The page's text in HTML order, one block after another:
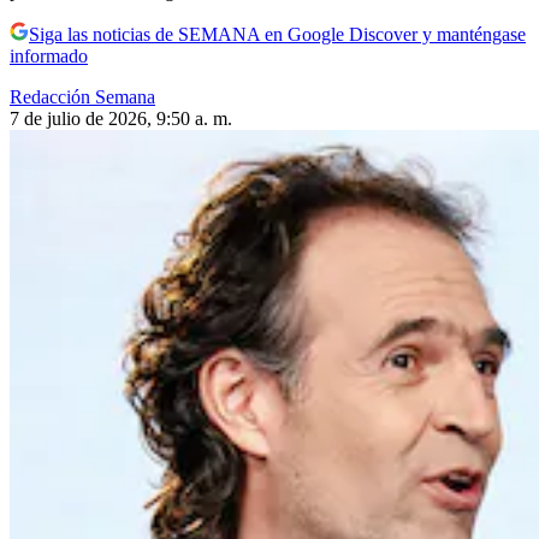
Siga las noticias de SEMANA en Google Discover y manténgase
informado
Redacción Semana
7 de julio de 2026, 9:50 a. m.